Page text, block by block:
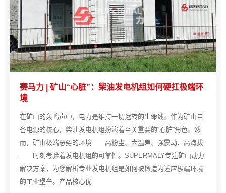
赛马力 | 矿山“心脏”：柴油发电机组如何硬扛极端环
境
在矿山的轰鸣声中，电力是维持一切运转的生命线。作为矿山自
备电源的核心，柴油发电机组扮演着至关重要的“心脏”角色。然
而，矿山极端恶劣的环境——高粉尘、大温差、强震动、高海拔
——时刻考验着发电机组的可靠性。SUPERMALY专注矿山动力
解决方案，为您解析专业发电机组是如何被锻造为适应极端环境
的工业堡垒。产品核心优